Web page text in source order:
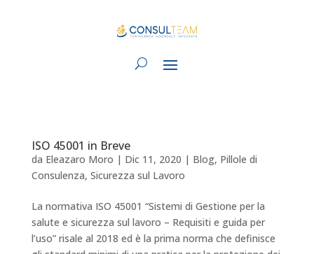
ISO 45001 in Breve
da Eleazaro Moro | Dic 11, 2020 | Blog, Pillole di
Consulenza, Sicurezza sul Lavoro
La normativa ISO 45001 “Sistemi di Gestione per la
salute e sicurezza sul lavoro – Requisiti e guida per
l’uso” risale al 2018 ed è la prima norma che definisce